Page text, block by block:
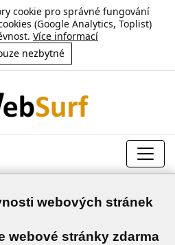
cookie pro správné fungování
(Google Analytics, Toplist)
Více informací
nezbytné
webových stránek
webové stránky zdarma